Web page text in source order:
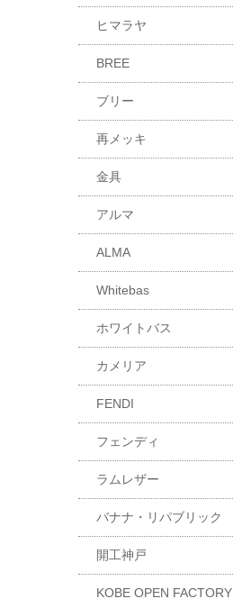
ヒマラヤ
BREE
ブリー
再メッキ
金具
アルマ
ALMA
Whitebas
ホワイトバス
カメリア
FENDI
フェンディ
ラムレザー
バナナ・リパブリック
開工神戸
KOBE OPEN FACTORY